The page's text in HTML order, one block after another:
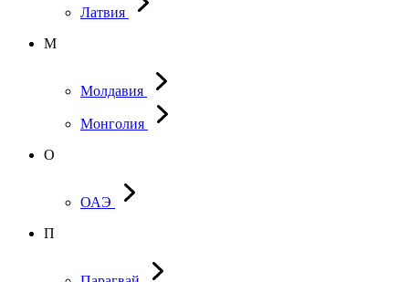
Латвия
М
Молдавия
Монголия
О
ОАЭ
П